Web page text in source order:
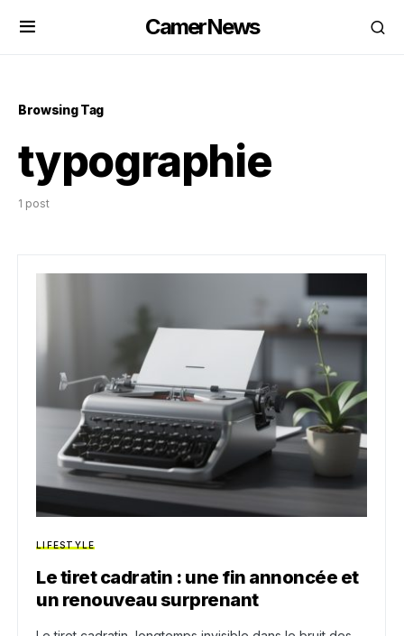
CamerNews
Browsing Tag
typographie
1 post
LIFESTYLE
Le tiret cadratin : une fin annoncée et
un renouveau surprenant